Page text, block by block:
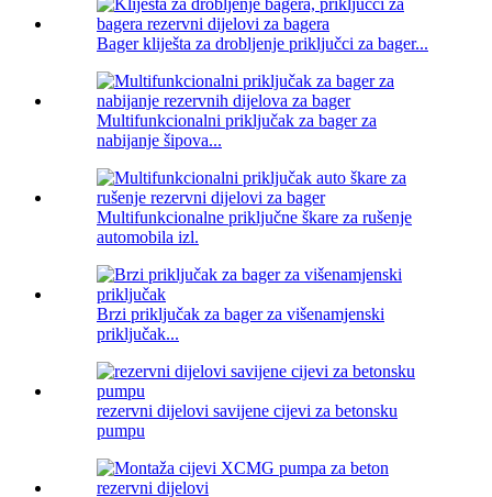
Bager kliješta za drobljenje priključci za bager...
Multifunkcionalni priključak za bager za
nabijanje šipova...
Multifunkcionalne priključne škare za rušenje
automobila izl.
Brzi priključak za bager za višenamjenski
priključak...
rezervni dijelovi savijene cijevi za betonsku
pumpu